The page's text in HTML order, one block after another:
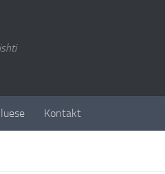
Kontakt